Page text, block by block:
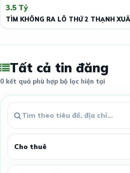
3.5 Tỷ
TÌM KHÔNG RA LÔ THỨ 2 THẠNH
Tất cả tin đăng
0 kết quả phù hợp bộ lọc hiện tại